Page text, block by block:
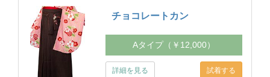
チョコレートカン
Aタイプ（￥12,000）
詳細を見る